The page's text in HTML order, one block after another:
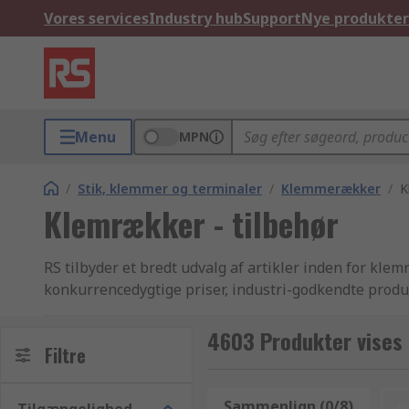
Vores servicesIndustry hubSupportNye produkter
Menu MPN
/ Stik, klemmer og terminaler / Klemmerækker /
Klemrækker - tilbehør
RS tilbyder et bredt udvalg af artikler inden for
konkurrencedygtige priser, industri-godkendte
RS tilbyder desuden et endnu bredere udvalg af
de mange varianter af elektriske og industrielle
kan du bare browse igennem vores hjemmeside,
Filtre 4603 Produkter